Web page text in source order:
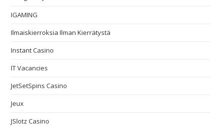
IGAMING
Ilmaiskierroksia Ilman Kierrätystä
Instant Casino
IT Vacancies
JetSetSpins Casino
Jeux
JSlotz Casino